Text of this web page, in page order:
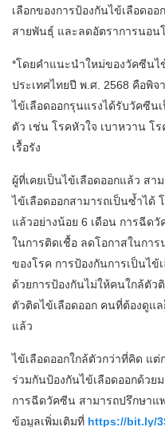
เลือกของการป้องกันไข้เลือดอ
สายพันธุ์ และลดอัตราการนอน
*โดยคำแนะนำใหม่ของวัคซีนไ
ประเทศไทยปี พ.ศ. 2568 คือพิ
ไข้เลือดออกรุนแรงได้รับวัคซีน
ตัว เช่น โรคหัวใจ เบาหวาน โ
เรื้อรัง
ผู้ที่เคยเป็นไข้เลือดออกแล้ว ส
ไข้เลือดออกสามารถเป็นซ้ำได้
แล้วอย่างน้อย 6 เดือน การฉีด
ในการติดเชื้อ ลดโอกาสในกา
ของโรค การป้องกันการเป็นไข้
ด้วยการป้องกันไม่ให้คนใกล้ตัว
ตัวติดไข้เลือดออก คนที่ต้องดูแ
แล้ว
ไข้เลือดออกใกล้ตัวกว่าที่คิด แ
ร่วมกันป้องกันไข้เลือดออกด้วย
การฉีดวัคซีน สามารถปรึกษาแ
ข้อมูลเพิ่มเติมที่ https://bit.ly/